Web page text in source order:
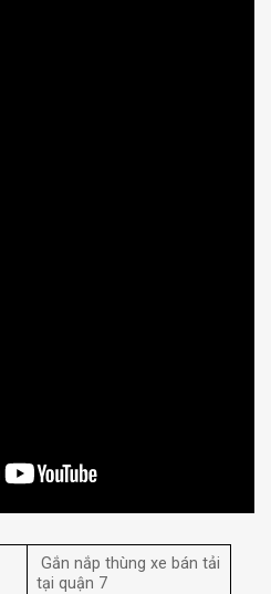
Gắn nắp thùng xe bán tải
tại quận 7